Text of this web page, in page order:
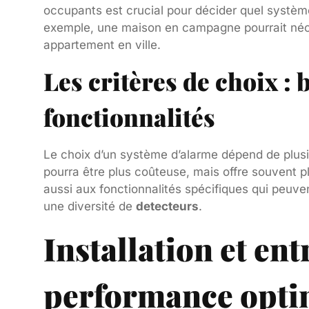
occupants est crucial pour décider quel
exemple, une maison en campagne pourrait
appartement en ville.
Les critères de choix :
fonctionnalités
Le choix d’un système d’alarme dépend de
pourra être plus coûteuse, mais offre souvent
aussi aux fonctionnalités spécifiques qui
une diversité de detecteurs.
Installation et
performance